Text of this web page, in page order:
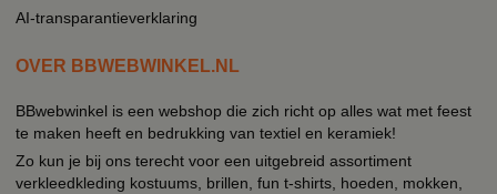
AI-transparantieverklaring
OVER BBWEBWINKEL.NL
BBwebwinkel is een webshop die zich richt op alles wat met feest
te maken heeft en bedrukking van textiel en keramiek!
Zo kun je bij ons terecht voor een uitgebreid assortiment
verkleedkleding kostuums, brillen, fun t-shirts, hoeden, mokken,